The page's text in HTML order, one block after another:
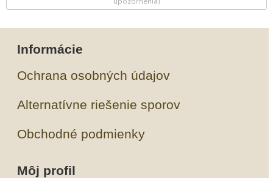
Informácie
Ochrana osobných údajov
Alternatívne riešenie sporov
Obchodné podmienky
Môj profil